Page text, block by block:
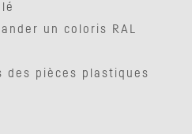
un coloris RAL
pièces plastiques